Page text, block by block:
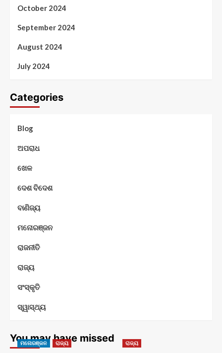
October 2024
September 2024
August 2024
July 2024
Categories
Blog
ଅପରାଧ
ଖେଳ
ଦେଶ ବିଦେଶ
ବାଣିଜ୍ୟ
ମନୋରଞ୍ଜନ
ରାଜନୀତି
ରାଜ୍ୟ
ସଂସ୍କୃତି
ସ୍ୱାସ୍ଥ୍ୟ
You may have missed
ମନୋରଞ୍ଜନ ରାଜ୍ୟ ରାଜ୍ୟ